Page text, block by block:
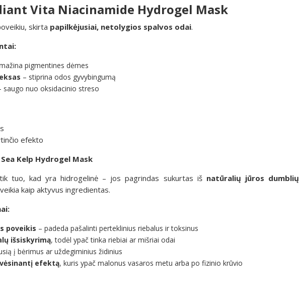
Vita Niacinamide Hydrogel Mask
skirta papilkėjusiai, netolygios spalvos odai.
pigmentines dėmes
– stiprina odos gyvybingumą
saugo nuo oksidacinio streso
efekto
Kelp Hydrogel Mask
tuo, kad yra hidrogelinė – jos pagrindas sukurtas iš natūralių jūros dumblių
kaip aktyvus ingredientas.
poveikis – padeda pašalinti perteklinius riebalus ir toksinus
išsiskyrimą, todėl ypač tinka riebiai ar mišriai odai
į bėrimus ar uždegiminius židinius
efektą, kuris ypač malonus vasaros metu arba po fizinio krūvio